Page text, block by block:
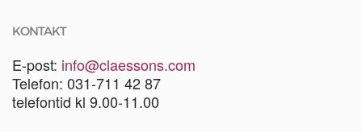
KONTAKT
E-post: info@claessons.com
Telefon: 031-711 42 87
telefontid kl 9.00-11.00